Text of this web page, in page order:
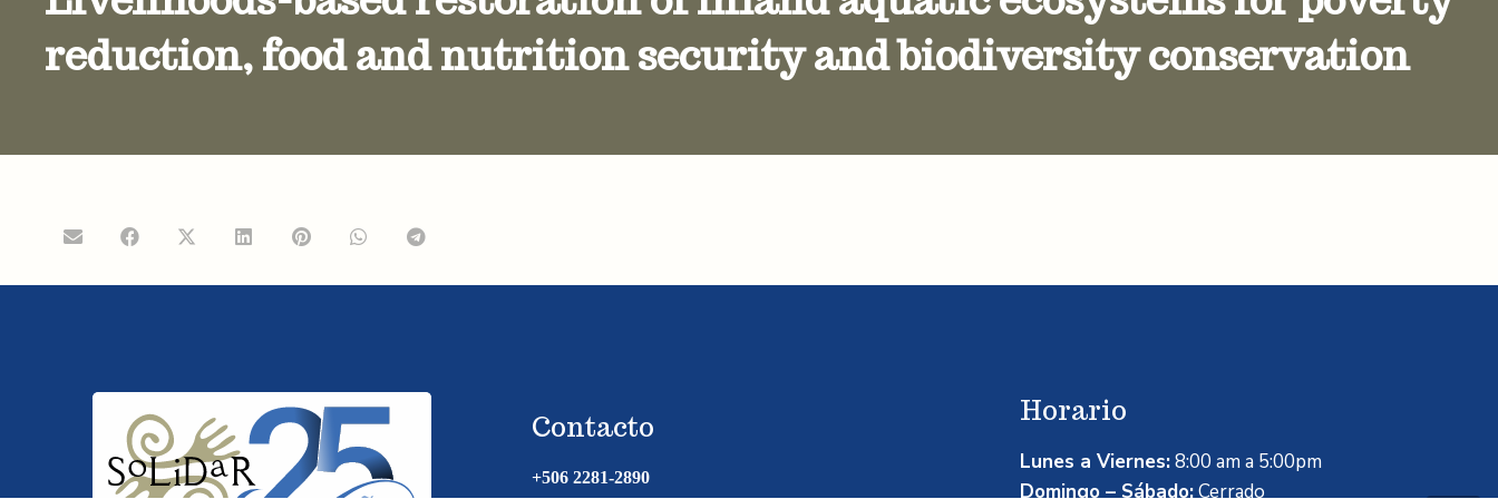
reduction, food and nutrition security and biodiversity conservation
Contacto
+506 2281-2890
Horario
Lunes a Viernes:8:00 am a 5:00pm
Domingo – Sábado:Cerrado